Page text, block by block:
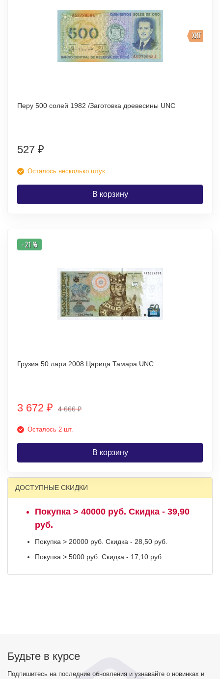
ХИТ
Перу 500 солей 1982 /Заготовка древесины UNC
527 ₽
Осталось несколько штук
В корзину
- 21 %
Грузия 50 лари 2008 Царица Тамара UNC
3 672 ₽ 4 666₽
Осталось 2 шт.
В корзину
ДОСТУПНЫЕ СКИДКИ
Покупка > 40000 руб. Скидка - 39,90
руб.
Покупка > 20000 руб. Скидка - 28,50 руб.
Покупка > 5000 руб. Скидка - 17,10 руб.
Будьте в курсе
Подпишитесь на последние обновления и узнавайте о новинках и